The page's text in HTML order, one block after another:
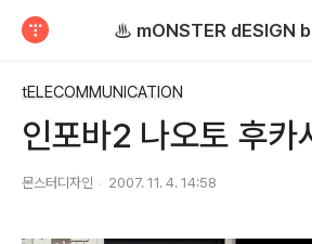
tELECOMMUNICATION
인포바2 나오토 후카
몬스터디자인 2007. 11. 4. 14:58